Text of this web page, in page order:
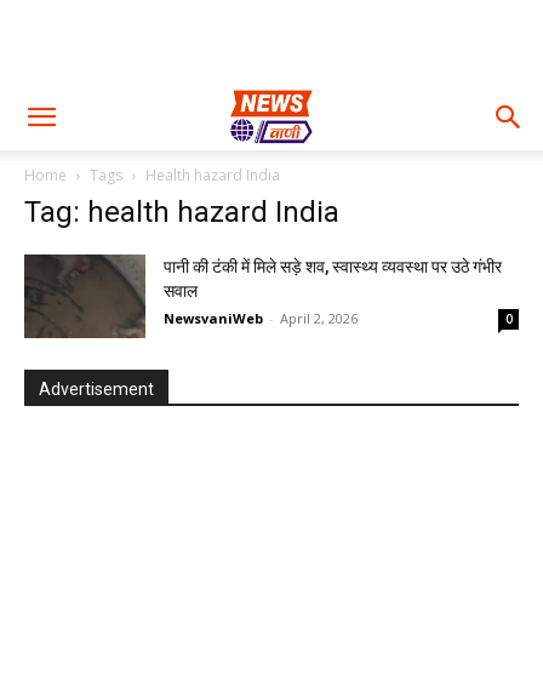
Home Tags Health hazard India
Tag: health hazard India
पानी की टंकी में मिले सड़े शव, स्वास्थ्य व्यवस्था पर उठे गंभीर
सवाल
NewsvaniWeb - April 2, 2026 0
Advertisement